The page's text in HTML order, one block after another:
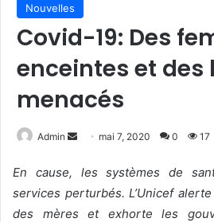
Nouvelles
Covid-19: Des
enceintes et des
menacés
Admin
v
o
y
mai 7, 2020 0 17
En cause, les systèmes de
services perturbés. L’Unicef
des mères et exhorte les